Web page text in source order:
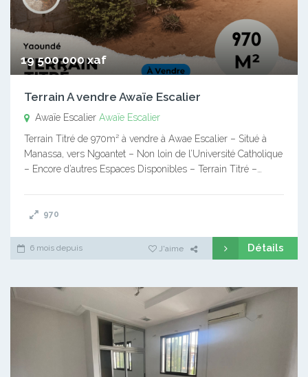
19 500 000 xaf
Terrain A vendre Awaïe Escalier
Awaïe Escalier Awaïe Escalier
Terrain Titré de 970m² à vendre à Awae Escalier – Situé à
Manassa, vers Ngoantet – Non loin de l’Université Catholique
– Encore d’autres Espaces Disponibles – Terrain Titré –…
970
6 mois depuis J'aime Détails